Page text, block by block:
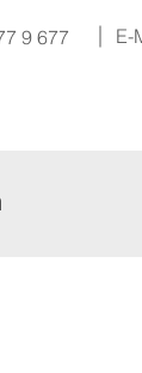
9 677 E-